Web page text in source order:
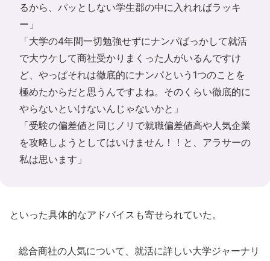
るから、パッとしない学生郡の中に入れればラッキ
ー」
「大学の4年間一切勉強せずにナンパばっかして就活
で大ウケして商社受かりまくった人がいるんですけ
ど、やっぱそれは徹底的にナンパという1つのことを
極めたからだと思うんですよね。そのくらい徹底的に
やらないといけないんじゃないかと」
「受験の偏差値と同じノリで就職偏差値高や人気企業
を攻略しようとしてはいけません！！と、アラサーの
私は思います」
といった具体的なアドバイスも寄せられていた。
総合商社の人気について、就活に詳しい大学ジャーナリ